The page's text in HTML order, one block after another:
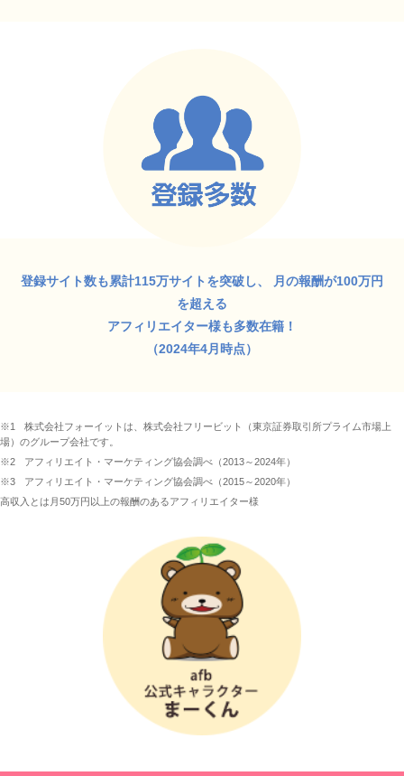
登録サイト数も累計115万サイトを突破し、
月の報酬が100万円
を超える
アフィリエイター様も多数在籍！
（2024年4月時点）
※1
株式会社フォーイットは、株式会社フリービット（東京証券取引所プライム市場上
場）のグループ会社です。
※2
アフィリエイト・マーケティング協会調べ（2013～2024年）
※3
アフィリエイト・マーケティング協会調べ（2015～2020年）
高収入とは月50万円以上の報酬のあるアフィリエイター様